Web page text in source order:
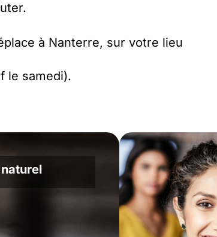
à Nanterre, sur votre lieu
le samedi).